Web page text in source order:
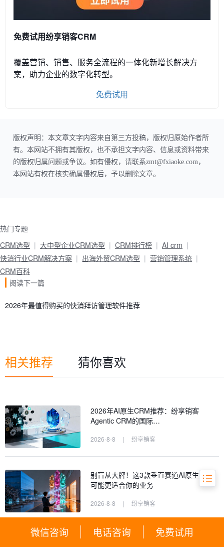
微信咨询 电话咨询 免费试用
免费试用纷享销客CRM
覆盖营销、销售、服务全流程的一体化新增长解决方
案，助力企业的数字化转型。
免费试用
版权声明：本文章文字内容来自第三方投稿，版权归原始作者所
有。本网站不拥有其版权，也不承担文字内容、信息或资料带来
的版权归属问题或争议。如有侵权，请联系zmt@fxiaoke.com，
本网站有权在核实确属侵权后，予以删除文章。
热门专题
CRM选型
大中型企业CRM选型 CRM排行榜
AI crm
快消行业CRM解决方案
出海外贸CRM选型
营销管理系统
CRM百科
阅读下一篇
2026年最值得购买的快消拜访管理软件推荐
四、数据洞察与决策智能：AI如何成为
企业的大脑？
六、总结与选型指南：2026年，你的企
七、常见问题 (FAQ)
相关推荐 猜你喜欢
2026年AI原生CRM推荐：纷享销客
Agentic CRM的国际…
2026-8-8 | 纷享销客
别盲从大牌！这3款垂直赛道AI原生CRM
可能更适合你的业务
2026-8-8 | 纷享销客
5款中大型企业AI原生CRM排行：支持复